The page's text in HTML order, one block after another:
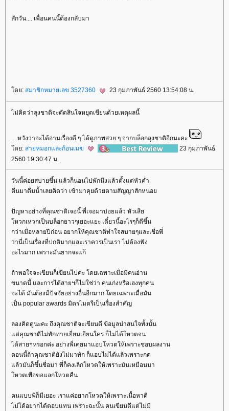
สักวัน.... เพื่อนคนนี้ต้องกลับมา
ดย: สมาชิกหมายเลข 3527360 23 กุมภาพันธ์ 2560 13:54:08 น.
ไม่คิดว่าลุงชาติจะตัดสินใจหยุดเขียนด้วยเหตุผลนี้
....หวังว่าจะได้อ่านเรื่องดี ๆ ได้ดูภาพสวย ๆ จากบล็อกลุงชาติอีกนะคะ
ดย: สายหมอกและก้อนเมฆ
23 กุมภาพันธ์
2560 19:30:47 น.
วันนี้ค่อยสบายขึ้น แล้วก็นอนไปพักนึงแล้วตั้งแต่หัวค่ำ
ตื่นมาดื่มน้ำเลยคิดว่า เข้ามาคุยด้วยตามสัญญาสักหน่อ
ปัญหาอย่างที่คุณชาติเจอนี้ พี่เจอมาบ่อยแล้ว หัวเสี
หวกเหวกเป็นบล็อกยาวๆเยอะแยะ เดี๋ยวนี้อะไรๆก็ดีขึ้น
กว่าเมื่อหลายปีก่อน อยากให้คุณชาติทำใจสบายๆและเชื่อพี่
ว่านี่เป็นเรื่องที่ปกติมากและเราควรเป็นเรา ไม่ต้องฟัง
อะไรมาก เพราะมันยากจะแก้
ถ้าพอใจจะเขียนก็เขียนไปค่ะ โดยเฉพาะเมื่อมีคนอ่าน
ขนาดนี้ และการได้สายฯก็ไม่ใช่ว่า คนเก่งหรือเฮงทุกคน
จะได้ มันต้องมีปัจจัยอย่างอื่นอีกมาก โดยเฉพาะเมื่อมัน
เป็น popular awards มิตรไมตรีเป็นเรื่องสำคัญ
ลองคิดดูนะคะ ถึงคุณชาติจะเขียนดี ข้อมูลน่าสนใจทั้งนั้น
ต่คุณชาติไม่ทักทายเยี่ยมเยียนใคร ก็ไม่ได้โหวตจน
ได้สายฯหรอกค่ะ อย่างพี่เคยมาแอบโหวตให้เพราะชอบผลงาน
ตอนนี้ถ้าคุณชาติยังไม่มาทัก ก็แอบไม่ได้แล้วเพราะกด
ล้วมันก็ขึ้นชื่อมา พี่ก็คงเลิกโหวตให้เพราะมันเหมือนมา
หวตเพื่อขอแลกโหวตคืน
คนแบบพี่ก็มีเยอะ เราแค่อยากโหวตให้เพราะเนื้อหาดี
ไม่ได้อยากได้ตอบแทน เพราะฉะนั้น คนเขียนดีแต่ไม่มี